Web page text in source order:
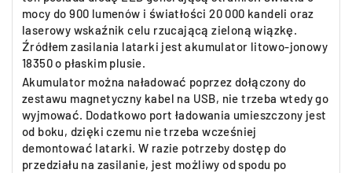
mocy do 900 lumenów i światłości 20 000 kandeli oraz
laserowy wskaźnik celu rzucającą zieloną wiązkę.
Źródłem zasilania latarki jest akumulator litowo-jonowy
18350 o płaskim plusie.
Akumulator można naładować poprzez dołączony do
zestawu magnetyczny kabel na USB, nie trzeba wtedy go
wyjmować. Dodatkowo port ładowania umieszczony jest
od boku, dzięki czemu nie trzeba wcześniej
demontować latarki. W razie potrzeby dostęp do
przedziału na zasilanie, jest możliwy od spodu po